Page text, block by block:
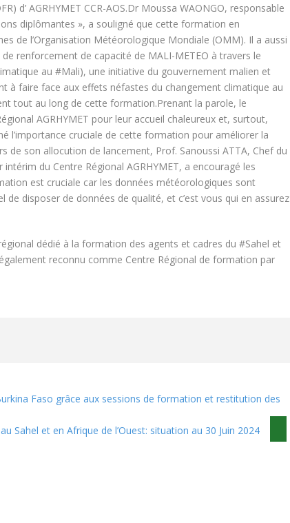
d’ AGRHYMET CCR-AOS.Dr Moussa WAONGO, responsable
diplômantes », a souligné que cette formation en
de l’Organisation Météorologique Mondiale (OMM). Il a aussi
renforcement de capacité de MALI-METEO à travers le
au #Mali), une initiative du gouvernement malien et
à faire face aux effets néfastes du changement climatique au
tout au long de cette formation.Prenant la parole, le
AGRHYMET pour leur accueil chaleureux et, surtout,
l’importance cruciale de cette formation pour améliorer la
son allocution de lancement, Prof. Sanoussi ATTA, Chef du
du Centre Régional AGRHYMET, a encouragé les
est cruciale car les données météorologiques sont
disposer de données de qualité, et c’est vous qui en assurez
dédié à la formation des agents et cadres du #Sahel et
reconnu comme Centre Régional de formation par
Faso grâce aux sessions de formation et restitution des
Sahel et en Afrique de l’Ouest: situation au 30 Juin 2024